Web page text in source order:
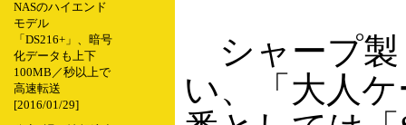
NASのハイエンド
モデル
「DS216+」、暗号
化データも上下
100MB／秒以上で
高速転送
[2016/01/29]
シャープ製
い、「大人